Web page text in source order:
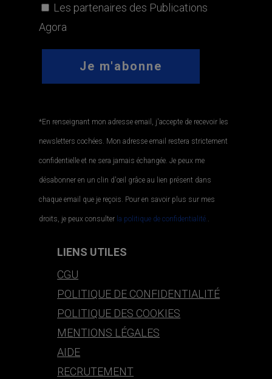
Les partenaires des Publications
Agora
*En renseignant mon adresse email, j'accepte de recevoir les
newsletters cochées. Mon adresse email restera strictement
confidentielle et ne sera jamais échangée. Je peux me
désabonner en un clin d'œil grâce au lien présent dans
chaque email que je reçois. Pour en savoir plus sur mes
droits, je peux consulter la politique de confidentialité.
LIENS UTILES
CGU
POLITIQUE DE CONFIDENTIALITÉ
POLITIQUE DES COOKIES
MENTIONS LÉGALES
AIDE
RECRUTEMENT